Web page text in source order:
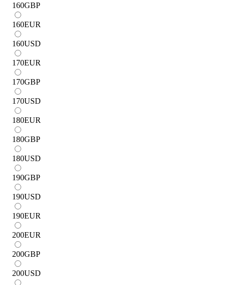
160GBP
160EUR
160USD
170EUR
170GBP
170USD
180EUR
180GBP
180USD
190GBP
190USD
190EUR
200EUR
200GBP
200USD